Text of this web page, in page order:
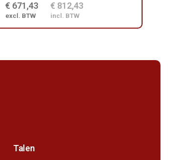
€ 671,43
excl. BTW
€ 812,43
incl. BTW
Talen